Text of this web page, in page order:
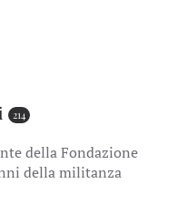
214
della Fondazione
della militanza